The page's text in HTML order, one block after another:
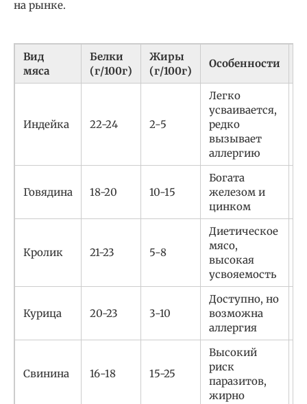
на рынке.
Вид
мяса
Белки
(г/100г)
Жиры
(г/100г)
Особенности
Индейка 22-24 2-5
Легко
усваивается,
редко
вызывает
аллергию
Говядина 18-20 10-15
Богата
железом и
цинком
Кролик 21-23 5-8
Диетическое
мясо,
высокая
усвояемость
Курица 20-23 3-10
Доступно, но
возможна
аллергия
Свинина 16-18 15-25
Высокий
риск
паразитов,
жирно